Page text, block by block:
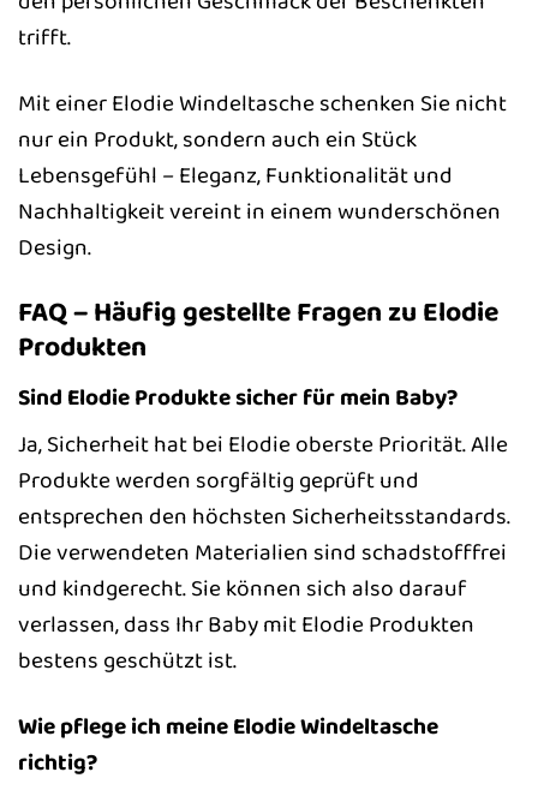
trifft.
Mit einer Elodie Windeltasche schenken Sie nicht
nur ein Produkt, sondern auch ein Stück
Lebensgefühl – Eleganz, Funktionalität und
Nachhaltigkeit vereint in einem wunderschönen
Design.
FAQ – Häufig gestellte Fragen zu Elodie
Produkten
Sind Elodie Produkte sicher für mein Baby?
Ja, Sicherheit hat bei Elodie oberste Priorität. Alle
Produkte werden sorgfältig geprüft und
entsprechen den höchsten Sicherheitsstandards.
Die verwendeten Materialien sind schadstofffrei
und kindgerecht. Sie können sich also darauf
verlassen, dass Ihr Baby mit Elodie Produkten
bestens geschützt ist.
Wie pflege ich meine Elodie Windeltasche
richtig?